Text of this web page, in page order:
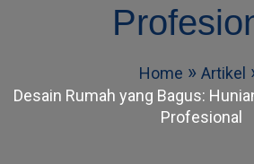
Home
Artikel
Desain Rumah yang Bagus:
Profesional